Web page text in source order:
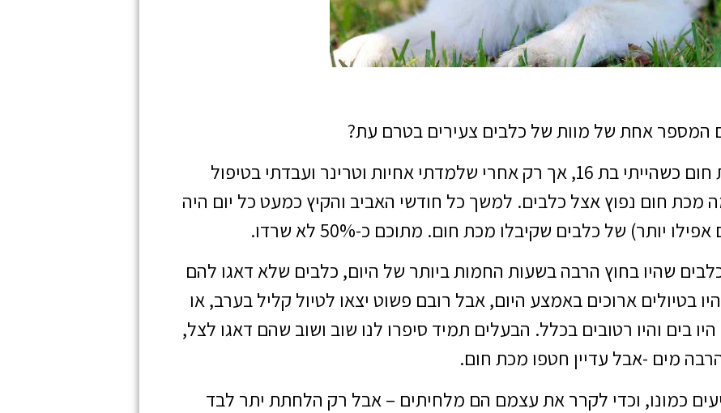
המספר אחת של מוות של כלבים צעירים בטרם עת?
הכלב האישי שלי מת ממכת חום כשהייתי בת 16, אך רק אחרי שלמדתי אחיות וטרינר ועבדתי בטיפול
מכת חום נפוץ אצל כלבים. למשך כל חודשי האביב והקיץ כמעט כל יום היה
יותר) של כלבים שקיבלו מכת חום. מתוכם כ-50% לא שרדו.
שהיו בחוץ הרבה בשעות החמות ביותר של היום, כלבים שלא דאגו להם
בטיולים ארוכים באמצע היום, אבל רובם פשוט יצאו לטיול קליל בערב, או
בים והיו רטובים בכלל. הבעלים תמיד סיפרו לנו שוב ושוב שהם דאגו לצל,
מים -אבל עדיין חטפו מכת חום.
כמונו, וכדי לקרר את עצמם הם מלחיתים – אבל רק הלחתת יתר לבד